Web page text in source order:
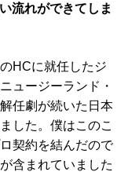
流れができてしま
HCに就任したジ
ュージーランド・
任劇が続いた日本
した。僕はこのこ
契約を結んだので
含まれていました